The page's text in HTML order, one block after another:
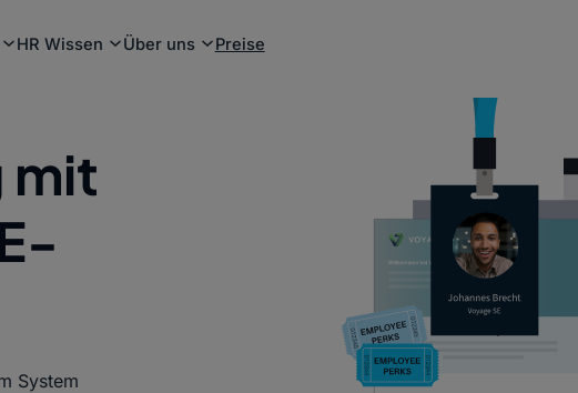
HR Wissen Über uns Preise
mit
System